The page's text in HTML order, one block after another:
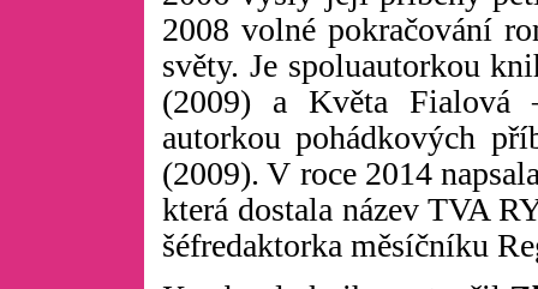
2008 volné pokračování
světy. Je spoluautorkou
(2009) a Květa Fialová
autorkou pohádkových
(2009). V roce 2014
která dostala název TVA
šéfredaktorka měsíčníku